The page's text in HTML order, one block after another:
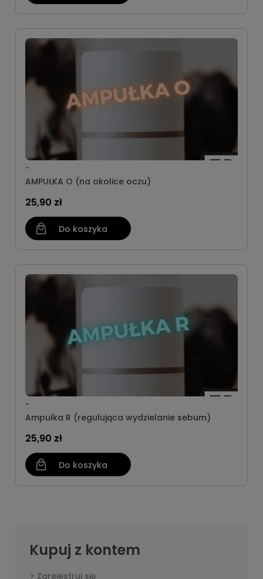
-
AMPUŁKA O (na okolice oczu)
25,90 zł
Do koszyka
-
Ampułka R (regulująca wydzielanie sebum)
25,90 zł
Do koszyka
Kupuj z kontem
Zarejestruj się